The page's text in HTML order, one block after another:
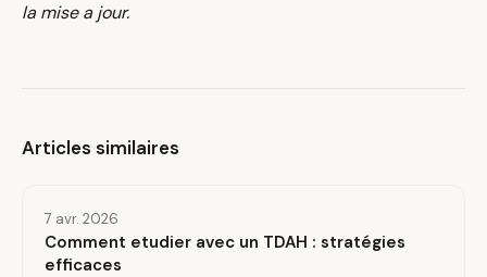
la mise a jour.
Articles similaires
7 avr. 2026
Comment etudier avec un TDAH : stratégies
efficaces